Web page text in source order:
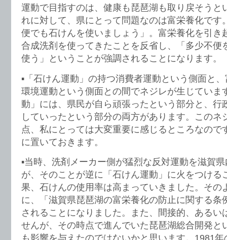
運動で目指すのは、健康も琵琶湖も取り戻そうと
れに対して、県にとって問題なのは富栄養化です
便でも石けんを使いましょう」。富栄養化を引き
合成洗剤を使ってきたことを反省し、「多少不便
使う」ということが強調されることになります。
▪️「石けん運動」の持つ消費者運動という側面と
環境運動という側面との間でネジレが生じていま
動」には、県民が自ら頑張ったという部分と、行
していったという部分の両方があります。このネ
点、私にとっては大変重要に感じるところなので
に置いておきます。
▪️当時、洗剤メーカー側が猛烈な反対運動を滋賀
が、そのことが逆に「石けん運動」に火をつける
果、石けんの使用率は高まっていきました。その
に、「滋賀県琵琶湖の富栄養化の防止に関する条
されることになりました。また、間接的、あるい
せんが、その時点で進んでいた琵琶湖総合開発と